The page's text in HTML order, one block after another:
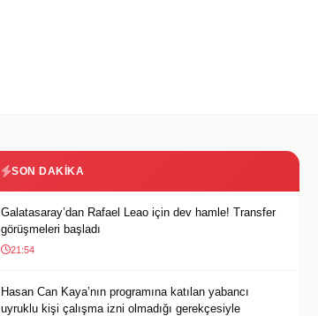
SON DAKIKA
Galatasaray’dan Rafael Leao için dev hamle! Transfer
görüşmeleri başladı
21:54
Hasan Can Kaya’nın programına katılan yabancı
uyruklu kişi çalışma izni olmadığı gerekçesiyle